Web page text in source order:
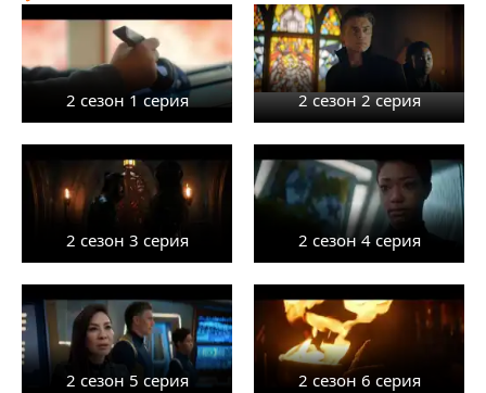
2 сезон 1 серия 2 сезон 2 серия
2 сезон 3 серия 2 сезон 4 серия
2 сезон 5 серия 2 сезон 6 серия